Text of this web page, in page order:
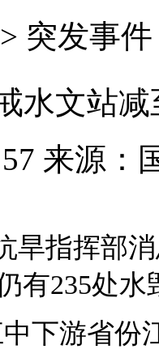
> 突发事件
水文站
来源：
旱指挥部
有235处水
下游省份